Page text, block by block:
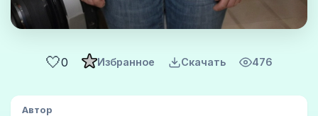
🤍0 Избранное Скачать 476
Автор